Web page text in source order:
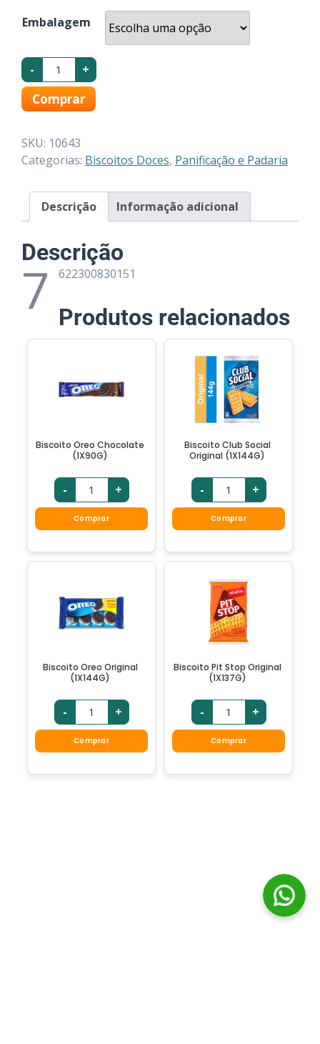
Embalagem
- +
Comprar
SKU: 10643
Categorias: Biscoitos Doces, Panificação e Padaria
Descrição Informação adicional
Descrição
7 622300830151
Produtos relacionados
Biscoito Oreo Chocolate
(1X90G)
- +
Comprar
Biscoito Club Social
Original (1X144G)
- +
Comprar
Biscoito Oreo Original
(1X144G)
- +
Comprar
Biscoito Pit Stop Original
(1X137G)
- +
Comprar